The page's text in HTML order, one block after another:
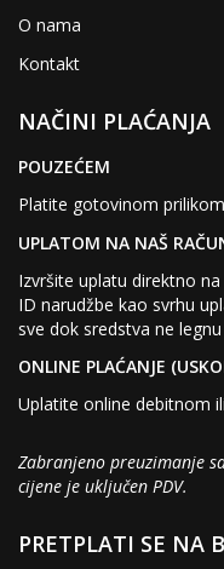
O nama
Kontakt
NAČINI PLAĆANJA
POUZEĆEM
Platite gotovinom
UPLATOM NA NAŠ
Izvršite uplatu direktno
ID narudžbe kao svrhu
sve dok sredstva ne
ONLINE PLAĆANJE
Uplatite online debitnom
Zabranjeno preuzimanje
cijene je uključen PDV.
PRETPLATI SE NA